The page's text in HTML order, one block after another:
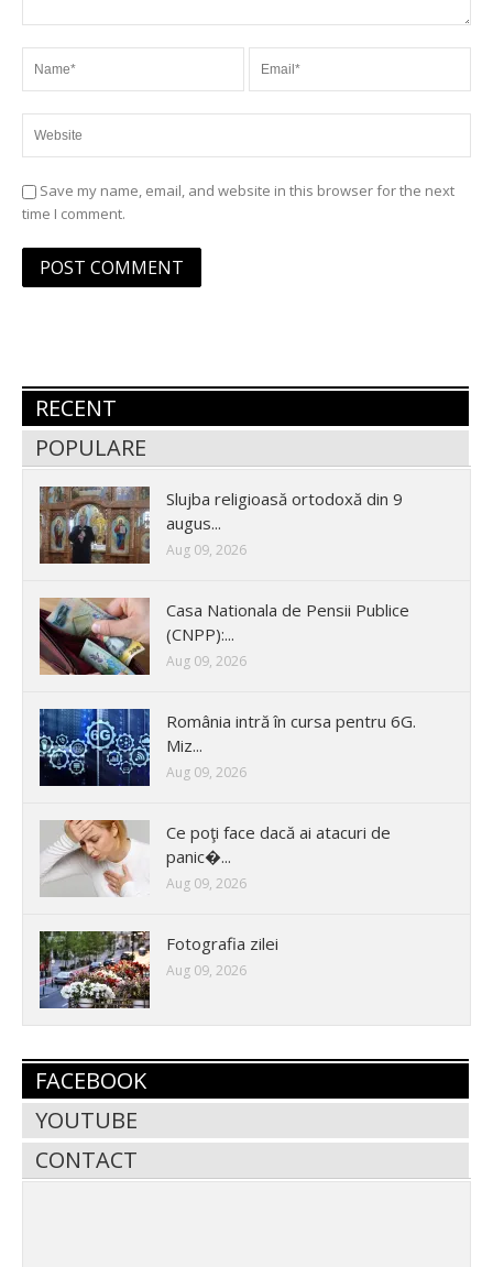
Save my name, email, and website in this browser for the next
time I comment.
RECENT
POPULARE
Slujba religioasă ortodoxă din 9
augus...
Aug 09, 2026
Casa Nationala de Pensii Publice
(CNPP):...
Aug 09, 2026
România intră în cursa pentru 6G.
Miz...
Aug 09, 2026
Ce poţi face dacă ai atacuri de
panic�...
Aug 09, 2026
Fotografia zilei
Aug 09, 2026
FACEBOOK
YOUTUBE
CONTACT